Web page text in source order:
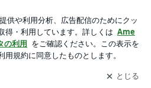
ブログの更新通知
を受け取りまし
開く